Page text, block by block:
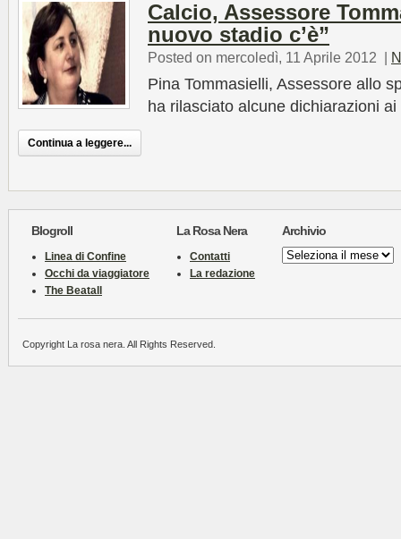
Calcio, Assessore
nuovo stadio c’è”
Posted on mercoledì, 11 Aprile 2012 |
Pina Tommasielli, Assessore allo
ha rilasciato alcune dichiarazioni
Continua a leggere...
Blogroll
Linea di Confine
Occhi da viaggiatore
The Beatall
La Rosa Nera
Contatti
La redazione
Archivio
Archivio
Copyright La rosa nera. All Rights Reserved.